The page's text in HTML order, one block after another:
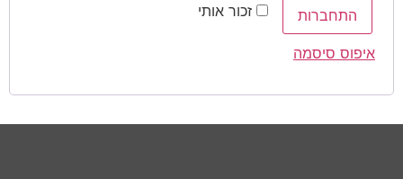
זכור אותי התחברות
איפוס סיסמה